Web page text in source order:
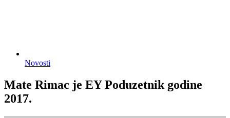
Novosti
Mate Rimac je EY Poduzetnik godine
2017.